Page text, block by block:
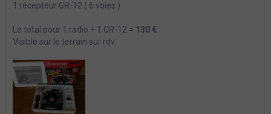
1 récepteur GR-12 ( 6 voies )
Le total pour 1 radio + 1 GR-12 = 130 €
Visible sur le terrain sur rdv.